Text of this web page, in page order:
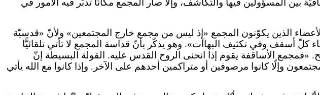
المسؤولين فيها والتكاشف، وإلّا صار المجمع مكانًا تدبَّر فيه الأمور في
الذين يكوّنون المجمع «إذ ليس من مجمع خارج المجتمعين» ولأنّ «قدسيّة
كلّ أسقف وفي تكثيف البهاآت». وهو يذكّر بأنّ قداسة المجمع لا تأتي تلقائيًّا
الأساقفة يقوم إذا انحنى الروح القدس عليه. القولة البسيطة إنّ
وإلّا كانوا مرصوفين أو متراكمين أحدهم على الآخر. وإذا كانوا مع الله يأتي